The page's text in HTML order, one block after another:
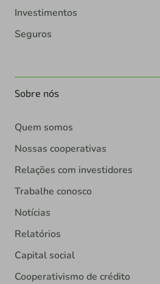
Investimentos
Seguros
Sobre nós
Quem somos
Nossas cooperativas
Relações com investidores
Trabalhe conosco
Notícias
Relatórios
Capital social
Cooperativismo de crédito